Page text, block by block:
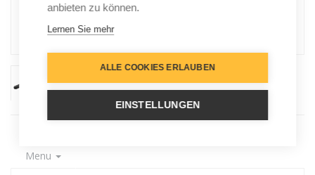
Menu
anbieten zu können.
Lernen Sie mehr
ALLE COOKIES ERLAUBEN
EINSTELLUNGEN